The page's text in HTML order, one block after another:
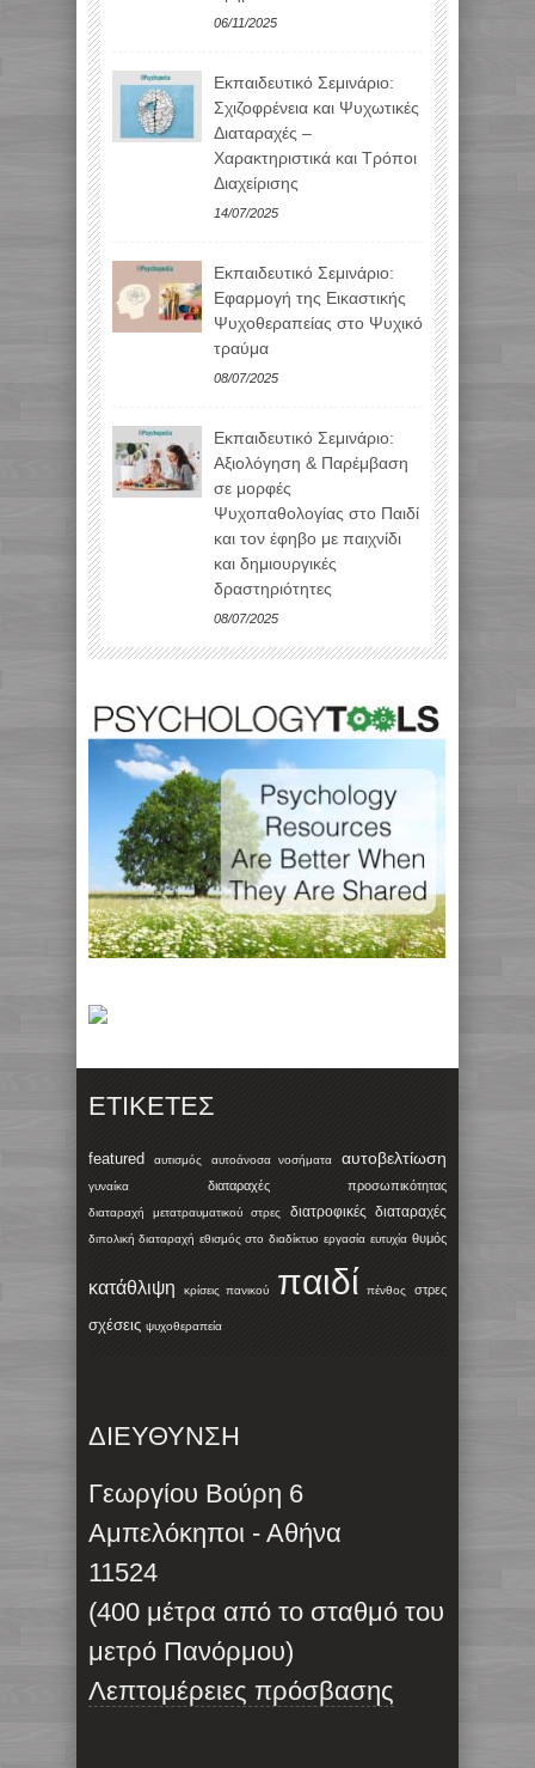
06/11/2025
Εκπαιδευτικό Σεμινάριο:
Σχιζοφρένεια και Ψυχωτικές
Διαταραχές –
Χαρακτηριστικά και Τρόποι
Διαχείρισης
14/07/2025
Εκπαιδευτικό Σεμινάριο:
Εφαρμογή της Εικαστικής
Ψυχοθεραπείας στο Ψυχικό
τραύμα
08/07/2025
Εκπαιδευτικό Σεμινάριο:
Αξιολόγηση & Παρέμβαση
σε μορφές
Ψυχοπαθολογίας στο Παιδί
και τον έφηβο με παιχνίδι
και δημιουργικές
δραστηριότητες
08/07/2025
ΕΤΙΚΈΤΕΣ
featured αυτισμός αυτοάνοσα νοσήματα αυτοβελτίωση
γυναίκα διαταραχές προσωπικότητας
διαταραχή μετατραυματικού στρες διατροφικές διαταραχές
διπολική διαταραχή εθισμός στο διαδίκτυο εργασία ευτυχία θυμός
κατάθλιψη κρίσεις πανικού παιδί πένθος στρες
σχέσεις ψυχοθεραπεία
ΔΙΕΥΘΥΝΣΗ
Γεωργίου Βούρη 6
Αμπελόκηποι - Αθήνα
11524
(400 μέτρα από το σταθμό του
μετρό Πανόρμου)
Λεπτομέρειες πρόσβασης